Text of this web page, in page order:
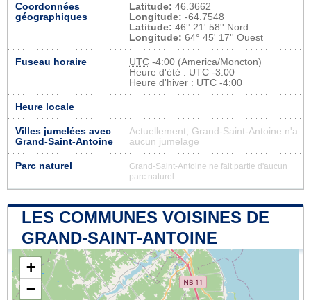
Coordonnées
géographiques
Latitude: 46.3662
Longitude: -64.7548
Latitude: 46° 21' 58'' Nord
Longitude: 64° 45' 17'' Ouest
Fuseau horaire UTC -4:00 (America/Moncton)
Heure d'été : UTC -3:00
Heure d'hiver : UTC -4:00
Heure locale
Villes jumelées avec
Grand-Saint-Antoine
Actuellement, Grand-Saint-Antoine n'a
aucun jumelage
Parc naturel
Grand-Saint-Antoine ne fait partie d'aucun
parc naturel
LES COMMUNES VOISINES DE
GRAND-SAINT-ANTOINE
+
−